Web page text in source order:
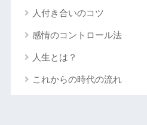
人付き合いのコツ
感情のコントロール法
人生とは？
これからの時代の流れ